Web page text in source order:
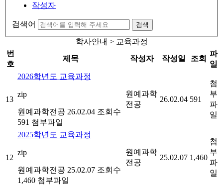
작성자
검색어 검색
학사안내 > 교육과정
번
호
제목 작성자 작성일 조회
파
일
13
2026학년도 교육과정
zip
원예과학전공 26.02.04 조회수
591 첨부파일
원예과학
전공
26.02.04 591
첨
부
파
일
12
2025학년도 교육과정
zip
원예과학전공 25.02.07 조회수
1,460 첨부파일
원예과학
전공
25.02.07 1,460
첨
부
파
일